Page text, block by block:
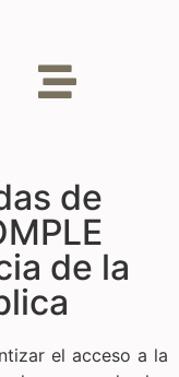
de
de la
el acceso a la